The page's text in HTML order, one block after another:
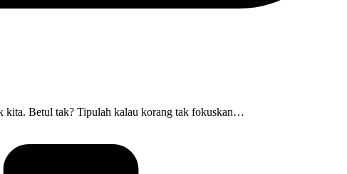
kita. Betul tak? Tipulah kalau korang tak fokuskan…